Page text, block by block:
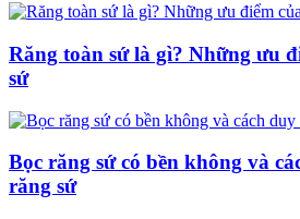
Răng toàn sứ là gì? Những ưu
sứ
Bọc răng sứ có bền không và
răng sứ